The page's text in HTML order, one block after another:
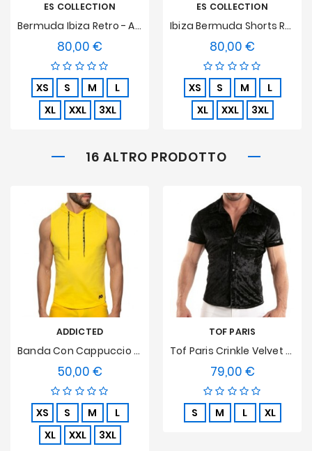
ES COLLECTION
Bermuda Ibiza Retro - Avorio
80,00 €
XS S M
L
XL
XXL 3XL
ES COLLECTION
Ibiza Bermuda Shorts Retrò - Nero
80,00 €
XS S M
L
XL
XXL 3XL
16 ALTRO PRODOTTO
ADDICTED
Banda Con Cappuccio Giallo Cotone - Giallo
50,00 €Prezzo
XS S M
L
XL
XXL 3XL
TOF PARIS
Tof Paris Crinkle Velvet Shirt - Nero
79,00 €Prezzo
S M L XL